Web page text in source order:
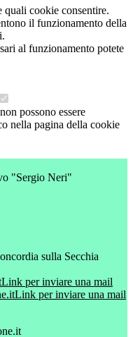
quali cookie consentire.
il funzionamento della
al funzionamento potete
possono essere
nella pagina della cookie
"Sergio Neri"
sulla Secchia
Link per inviare una mail
Link per inviare una mail